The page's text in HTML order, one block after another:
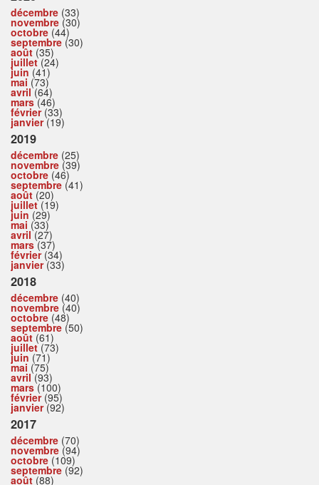
décembre (33)
novembre (30)
octobre (44)
septembre (30)
août (35)
juillet(24)
juin (41)
mai (73)
avril(64)
mars(46)
février(33)
janvier(19)
2019
décembre (25)
novembre (39)
octobre (46)
septembre (41)
août (20)
juillet(19)
juin (29)
mai (33)
avril(27)
mars(37)
février(34)
janvier(33)
2018
décembre (40)
novembre (40)
octobre (48)
septembre (50)
août (61)
juillet(73)
juin (71)
mai (75)
avril(93)
mars(100)
février(95)
janvier(92)
2017
décembre (70)
novembre (94)
octobre (109)
septembre (92)
août (88)